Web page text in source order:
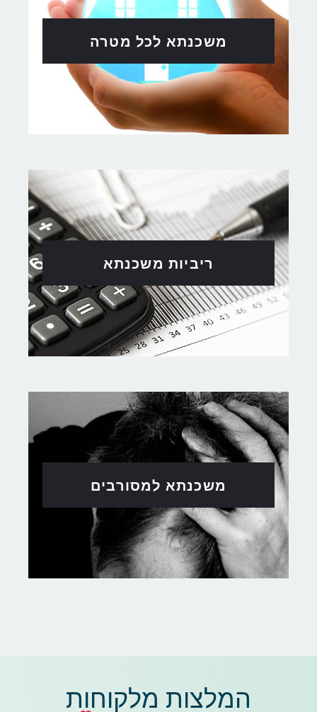
משכנתא לכל מטרה
ריביות משכנתא
משכנתא למסורבים
המלצות מלקוחות